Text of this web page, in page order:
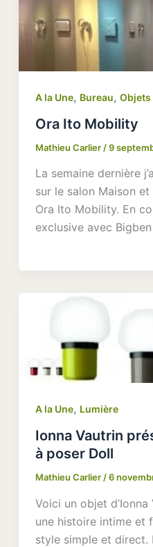
A la Une, Bureau, Objets
Ora Ito Mobility
Mathieu Carlier /9
La semaine dernière
sur le salon Maison
Ora Ito Mobility. En
exclusive avec
A la Une, Lumière
Ionna Vautrin
à poser Doll
Mathieu Carlier /6
Voici un objet
une histoire intime et
style simple et direct.